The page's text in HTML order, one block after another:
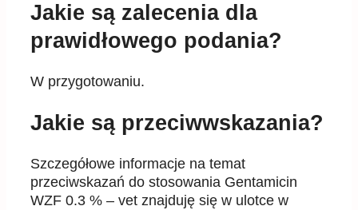
Jakie są zalecenia dla
prawidłowego podania?
W przygotowaniu.
Jakie są przeciwwskazania?
Szczegółowe informacje na temat
przeciwskazań do stosowania Gentamicin
WZF 0.3 % – vet znajduję się w ulotce w